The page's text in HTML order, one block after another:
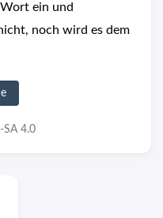
ein und
noch wird es dem
SA 4.0